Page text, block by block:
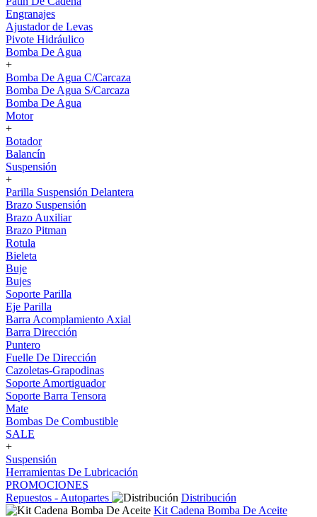
Engranajes
Ajustador de Levas
Pivote Hidráulico
Bomba De Agua
+
Bomba De Agua C/Carcaza
Bomba De Agua S/Carcaza
Bomba De Agua
Motor
+
Botador
Balancín
Suspensión
+
Parilla Suspensión Delantera
Brazo Suspensión
Brazo Auxiliar
Brazo Pitman
Rotula
Bieleta
Buje
Bujes
Soporte Parilla
Eje Parilla
Barra Acomplamiento Axial
Barra Dirección
Puntero
Fuelle De Dirección
Cazoletas-Grapodinas
Soporte Amortiguador
Soporte Barra Tensora
Mate
Bombas De Combustible
SALE
+
Suspensión
Herramientas De Lubricación
PROMOCIONES
Repuestos - Autopartes
Distribución
Kit Cadena Bomba De Aceite